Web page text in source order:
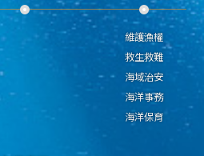
維護漁權
救生救難
海域治安
海洋事務
海洋保育